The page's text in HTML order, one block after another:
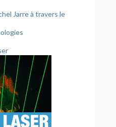
Jarre à travers le